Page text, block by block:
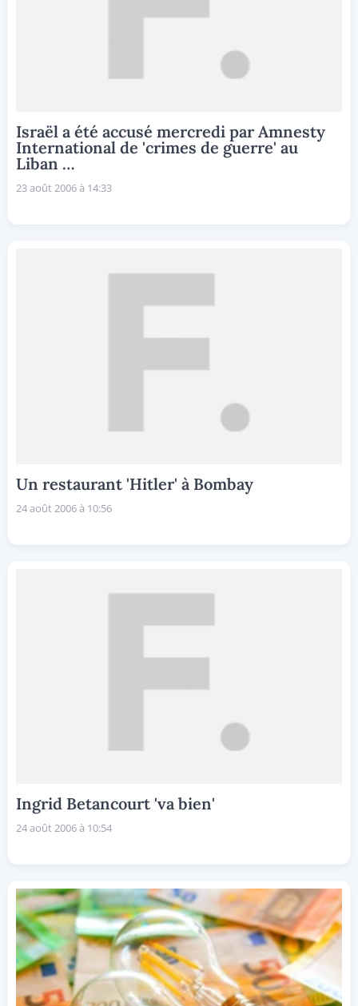
Israël a été accusé mercredi par Amnesty
International de 'crimes de guerre' au
Liban …
23 août 2006 à 14:33
Un restaurant 'Hitler' à Bombay
24 août 2006 à 10:56
Ingrid Betancourt 'va bien'
24 août 2006 à 10:54